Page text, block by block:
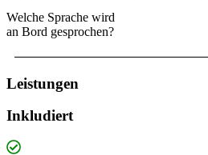
Welche Sprache wird
an Bord gesprochen?
Leistungen
Inkludiert